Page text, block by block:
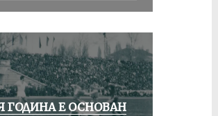
ГОДИНА Е ОСНОВАН